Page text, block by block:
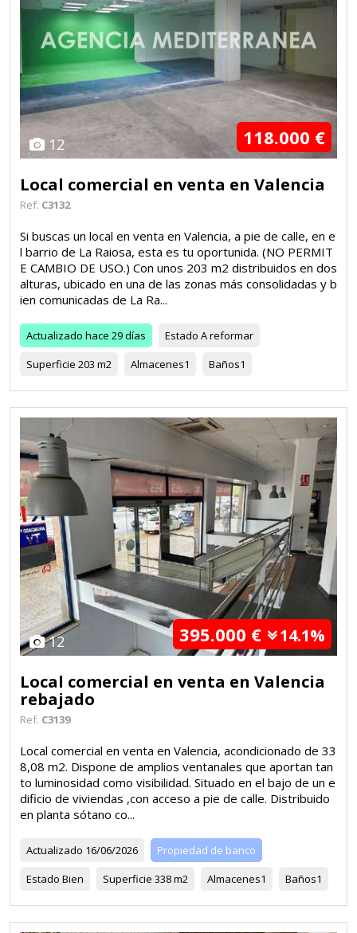
12 118.000 €
Local comercial en venta en Valencia
Ref. C3132
Si buscas un local en venta en Valencia, a pie de calle, en e
l barrio de La Raiosa, esta es tu oportunida. (NO PERMIT
E CAMBIO DE USO.) Con unos 203 m2 distribuidos en dos
alturas, ubicado en una de las zonas más consolidadas y b
ien comunicadas de La Ra...
Actualizado hace 29 días Estado A reformar
Superficie 203 m2 Almacenes1 Baños1
12 395.000 € 14.1%
Local comercial en venta en Valencia
rebajado
Ref. C3139
Local comercial en venta en Valencia, acondicionado de 33
8,08 m2. Dispone de amplios ventanales que aportan tan
to luminosidad como visibilidad. Situado en el bajo de un e
dificio de viviendas ,con acceso a pie de calle. Distribuido
en planta sótano co...
Actualizado 16/06/2026
Propiedad de banco
Estado Bien Superficie 338 m2 Almacenes1 Baños1